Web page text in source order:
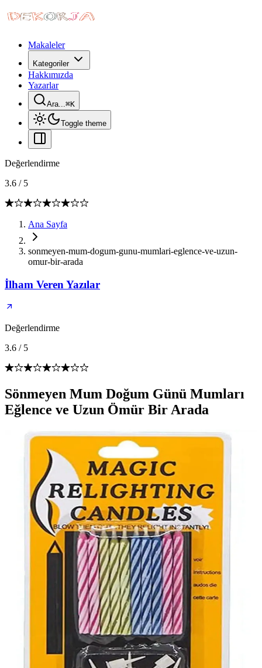
Makaleler
Kategoriler
Hakkımızda
Yazarlar
Ara...⌘K
Toggle theme
Değerlendirme
3.6 / 5
Ana Sayfa
sonmeyen-mum-dogum-gunu-mumlari-eglence-ve-uzun-
omur-bir-arada
İlham Veren Yazılar
Değerlendirme
3.6 / 5
Sönmeyen Mum Doğum Günü Mumları
Eğlence ve Uzun Ömür Bir Arada